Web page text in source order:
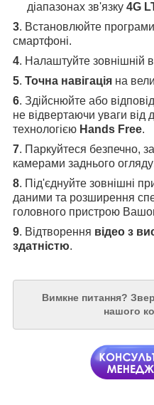
діапазонах зв'язку 4G
3. Встановлюйте
смартфоні.
4. Налаштуйте зовнішній
5. Точна навігація на
6. Здійснюйте або
не відвертаючи уваги від
технологією Hands Free.
7. Паркуйтеся безпечно,
камерами заднього огляду
8. Під'єднуйте зовнішні
даними та розширення
головного пристрою
9. Відтворення відео з
здатністю.
Вимкне питання?
нашого